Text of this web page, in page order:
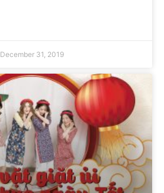
December 31, 2019